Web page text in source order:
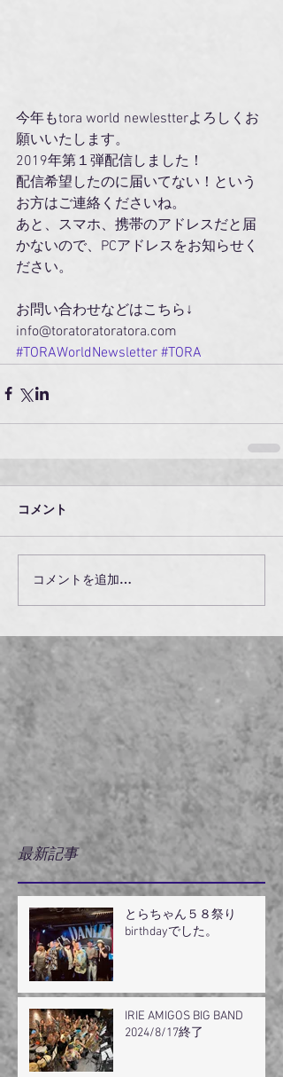
今年もtora world newlestterよろしくお
願いいたします。
2019年第１弾配信しました！
配信希望したのに届いてない！という
お方はご連絡くださいね。
あと、スマホ、携帯のアドレスだと届
かないので、PCアドレスをお知らせく
ださい。
お問い合わせなどはこちら↓
info@toratoratoratora.com
#TORAWorldNewsletter #TORA
コメント
コメントを追加…
最新記事
とらちゃん５８祭り
birthdayでした。
IRIE AMIGOS BIG BAND
2024/8/17終了